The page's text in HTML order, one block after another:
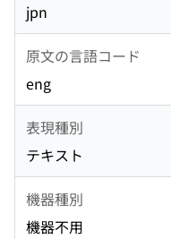
jpn
原文の言語コード
eng
表現種別
テキスト
機器種別
機器不用